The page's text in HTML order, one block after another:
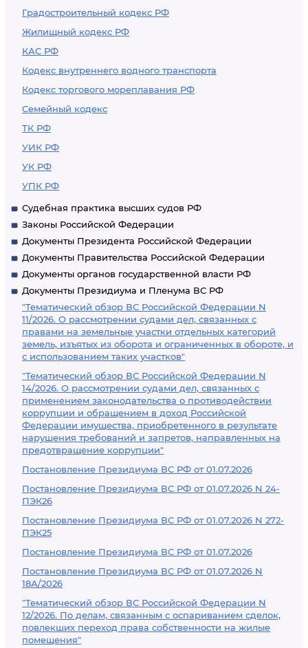
Градостроительный кодекс РФ
Жилищный кодекс РФ
КАС РФ
Кодекс внутреннего водного транспорта
Кодекс торгового мореплавания РФ
Семейный кодекс
ТК РФ
УИК РФ
УК РФ
УПК РФ
Судебная практика высших судов РФ
Законы Российской Федерации
Документы Президента Российской Федерации
Документы Правительства Российской Федерации
Документы органов государственной власти РФ
Документы Президиума и Пленума ВС РФ
"Тематический обзор ВС Российской Федерации N
11/2026. О рассмотрении судами дел, связанных с
правами на земельные участки отдельных категорий
земель, изъятых из оборота и ограниченных в обороте, и
с использованием таких участков"
"Тематический обзор ВС Российской Федерации N
14/2026. О рассмотрении судами дел, связанных с
применением законодательства о противодействии
коррупции и обращением в доход Российской
Федерации имущества, приобретенного в результате
нарушения требований и запретов, направленных на
предотвращение коррупции"
Постановление Президиума ВС РФ от 01.07.2026
Постановление Президиума ВС РФ от 01.07.2026 N 24-
ПЭК26
Постановление Президиума ВС РФ от 01.07.2026 N 272-
ПЭК25
Постановление Президиума ВС РФ от 01.07.2026
Постановление Президиума ВС РФ от 01.07.2026 N
18А/2026
"Тематический обзор ВС Российской Федерации N
12/2026. По делам, связанным с оспариванием сделок,
повлекших переход права собственности на жилые
помещения"